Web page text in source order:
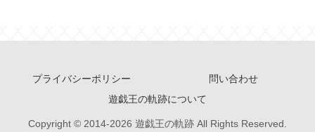
プライバシーポリシー
問い合わせ
遊戯王の軌跡について
Copyright © 2014-2026 遊戯王の軌跡 All Rights Reserved.